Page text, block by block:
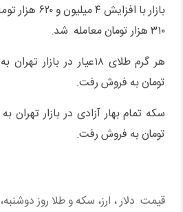
۳۱۰ هزار تومان معامله شد.
تومان به فروش رفت.
تومان به فروش رفت.
قیمت دلار ، ارز، سکه و طلا روز دوشنبه، ۲۲ بهمن ۱۴۰۳